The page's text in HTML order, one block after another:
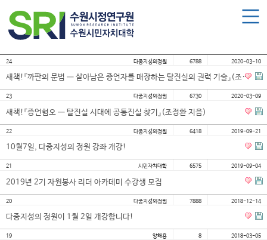
수원시민자치대학 소개
대학장 인사말
함께 걸어온 길
함께하는 곳
수강신청
학습과정 소개
모집요강
수강신청하기
마이페이지
24
새책!『까판의 문법 ― 살아남은 증언자를 매장하는 탈진실의 권력 기술』(조정환 지음)
다중지성의정원 2020-03-10
6788
23
새책!『증언혐오 ― 탈진실 시대에 공통진실 찾기』(조정환 지음)
다중지성의정원 2020-03-09
6730
22
10월7일, 다중지성의 정원 강좌 개강!
다중지성의정원 2019-09-21
6418
21
2019년 2기 자원봉사 리더 아카데미 수강생 모집
시민자치대학 2019-09-04
6575
20
다중지성의 정원이 1월 2일 개강합니다!
다중지성의정원 2018-12-14
7888
19 양해용 2018-03-05
8